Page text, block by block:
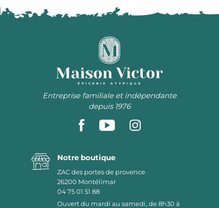
ÉPICERIE ATYPIQUE
Entreprise familiale et indépendante
depuis 1976
Notre boutique
ZAC des portes de provence
26200 Montélimar
04 75 01 51 88
Ouvert du mardi au samedi, de 8h30 à